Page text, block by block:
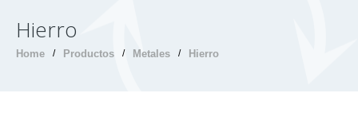
Hierro
Home / Productos / Metales / Hierro